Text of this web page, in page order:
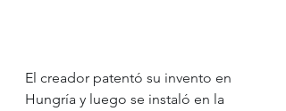
El creador patentó su invento en
Hungría y luego se instaló en la